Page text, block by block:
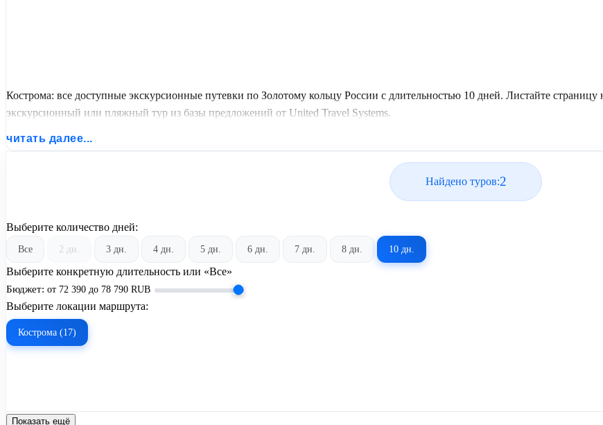
Кострома: все доступные экскурсионные путевки по Золотому кольцу России с длительностью 10 дней. Листайте
экскурсионный или пляжный тур из базы предложений от United Travel Systems.
читать далее...
Найдено туров:2
Выберите количество дней:
Все 2 дн. 3 дн. 4 дн. 5 дн. 6 дн. 7 дн. 8 дн. 10 дн.
Выберите конкретную длительность или «Все»
Бюджет: от 72 390 до 78 790 RUB
Выберите локации маршрута:
Кострома (17)
Показать ещё